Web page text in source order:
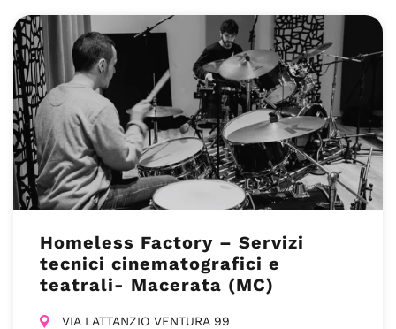
Homeless Factory – Servizi
tecnici cinematografici e
teatrali- Macerata (MC)
VIA LATTANZIO VENTURA 99